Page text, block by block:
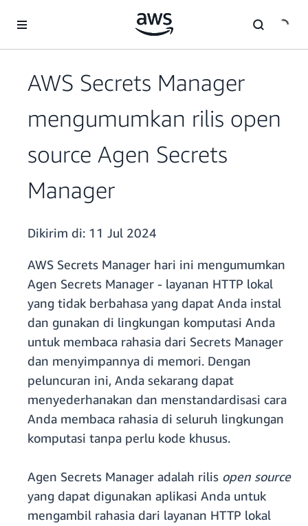
AWS Secrets Manager
mengumumkan rilis open
source Agen Secrets
Manager
Dikirim di: 11 Jul 2024
AWS Secrets Manager hari ini mengumumkan
Agen Secrets Manager - layanan HTTP lokal
yang tidak berbahasa yang dapat Anda instal
dan gunakan di lingkungan komputasi Anda
untuk membaca rahasia dari Secrets Manager
dan menyimpannya di memori. Dengan
peluncuran ini, Anda sekarang dapat
menyederhanakan dan menstandardisasi cara
Anda membaca rahasia di seluruh lingkungan
komputasi tanpa perlu kode khusus.
Agen Secrets Manager adalah rilis open source
yang dapat digunakan aplikasi Anda untuk
mengambil rahasia dari layanan HTTP lokal